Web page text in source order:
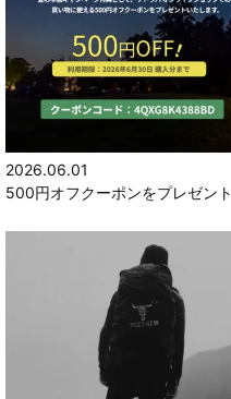
2026.06.01
500円オフクーポンをプレゼン